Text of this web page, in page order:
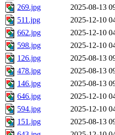
269.jpg
2025-08-13
511.jpg
2025-12-10
662.jpg
2025-12-10
598.jpg
2025-12-10
126.jpg
2025-08-13
478.jpg
2025-08-13
146.jpg
2025-08-13
646.jpg
2025-12-10
594.jpg
2025-12-10
151.jpg
2025-08-13